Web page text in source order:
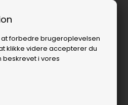
forbedre brugeroplevelsen
klikke videre accepterer du
i vores